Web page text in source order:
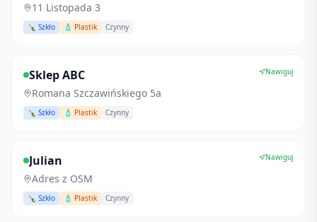
11 Listopada 3
🍾 Szkło 🧴 Plastik Czynny
Sklep ABC
Romana Szczawińskiego 5a
🍾 Szkło 🧴 Plastik Czynny
Nawiguj
Julian
Adres z OSM
🍾 Szkło 🧴 Plastik Czynny
Nawiguj